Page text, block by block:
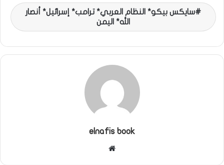
سايكس بيكو* النظام العربي* ترامب* إسرائيل* أنصار
الله* اليمن
elnafis book